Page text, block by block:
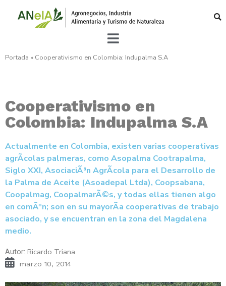
Portada » Cooperativismo en Colombia: Indupalma S.A
Cooperativismo en
Colombia: Indupalma S.A
Actualmente en Colombia, existen varias cooperativas
agrÃ­colas palmeras, como Asopalma Cootrapalma,
Siglo XXI, AsociaciÃ³n AgrÃ­cola para el Desarrollo de
la Palma de Aceite (Asoadepal Ltda), Coopsabana,
Coopalmag, CoopalmarÃ©s, y todas ellas tienen algo
en comÃºn; son en su mayorÃ­a cooperativas de trabajo
asociado, y se encuentran en la zona del Magdalena
medio.
Autor: Ricardo Triana
marzo 10, 2014